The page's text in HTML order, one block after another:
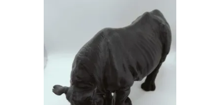
Couleurs et Matériaux